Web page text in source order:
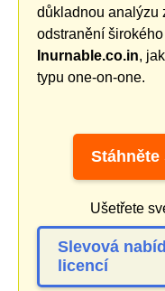
důkladnou analýzu
odstranění
Inurnable.co.in,
typu one-on-one.
Stáhněte
Ušetřete
Slevová
licencí